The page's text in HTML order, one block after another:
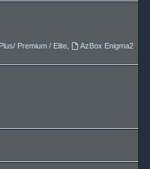
Premium / Elite,
AzBox Enigma2